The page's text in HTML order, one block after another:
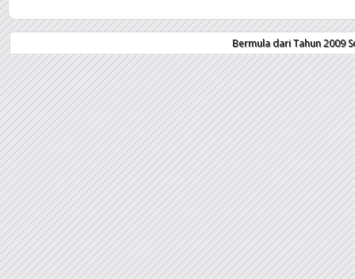
Bermula dari Tahun 2009